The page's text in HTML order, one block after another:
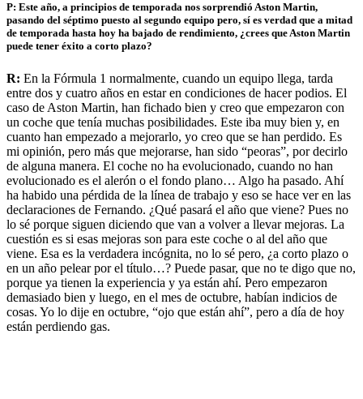
P: Este año, a principios de temporada nos sorprendió Aston Martin,
pasando del séptimo puesto al segundo equipo pero, sí es verdad que a mitad
de temporada hasta hoy ha bajado de rendimiento, ¿crees que Aston Martin
puede tener éxito a corto plazo?
R: En la Fórmula 1 normalmente, cuando un equipo llega, tarda
entre dos y cuatro años en estar en condiciones de hacer podios. El
caso de Aston Martin, han fichado bien y creo que empezaron con
un coche que tenía muchas posibilidades. Este iba muy bien y, en
cuanto han empezado a mejorarlo, yo creo que se han perdido. Es
mi opinión, pero más que mejorarse, han sido “peoras”, por decirlo
de alguna manera. El coche no ha evolucionado, cuando no han
evolucionado es el alerón o el fondo plano… Algo ha pasado. Ahí
ha habido una pérdida de la línea de trabajo y eso se hace ver en las
declaraciones de Fernando. ¿Qué pasará el año que viene? Pues no
lo sé porque siguen diciendo que van a volver a llevar mejoras. La
cuestión es si esas mejoras son para este coche o al del año que
viene. Esa es la verdadera incógnita, no lo sé pero, ¿a corto plazo o
en un año pelear por el título…? Puede pasar, que no te digo que no,
porque ya tienen la experiencia y ya están ahí. Pero empezaron
demasiado bien y luego, en el mes de octubre, habían indicios de
cosas. Yo lo dije en octubre, “ojo que están ahí”, pero a día de hoy
están perdiendo gas.